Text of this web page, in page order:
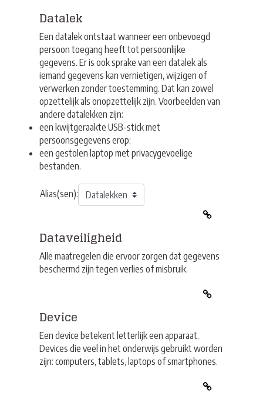
Datalek
Een datalek ontstaat wanneer een onbevoegd
persoon toegang heeft tot persoonlijke
gegevens. Er is ook sprake van een datalek als
iemand gegevens kan vernietigen, wijzigen of
verwerken zonder toestemming. Dat kan zowel
opzettelijk als onopzettelijk zijn. Voorbeelden van
andere datalekken zijn:
een kwijtgeraakte USB-stick met
persoonsgegevens erop;
een gestolen laptop met privacygevoelige
bestanden.
Alias(sen):
Dataveiligheid
Alle maatregelen die ervoor zorgen dat gegevens
beschermd zijn tegen verlies of misbruik.
Device
Een device betekent letterlijk een apparaat.
Devices die veel in het onderwijs gebruikt worden
zijn: computers, tablets, laptops of smartphones.